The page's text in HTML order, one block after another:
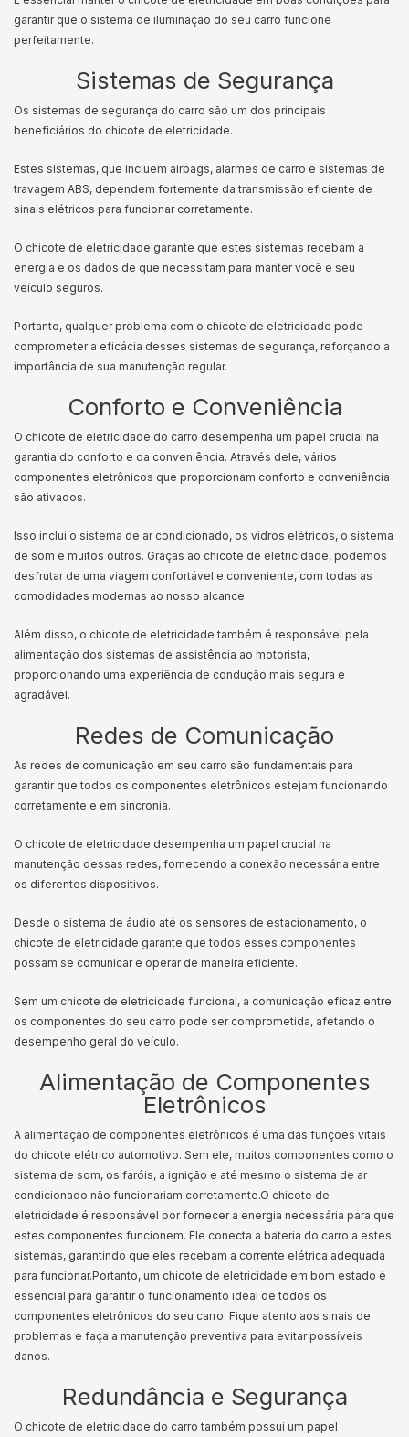
garantir que o sistema de iluminação do seu carro funcione
perfeitamente.
Sistemas de Segurança
Os sistemas de segurança do carro são um dos principais
beneficiários do chicote de eletricidade.
Estes sistemas, que incluem airbags, alarmes de carro e sistemas de
travagem ABS, dependem fortemente da transmissão eficiente de
sinais elétricos para funcionar corretamente.
O chicote de eletricidade garante que estes sistemas recebam a
energia e os dados de que necessitam para manter você e seu
veículo seguros.
Portanto, qualquer problema com o chicote de eletricidade pode
comprometer a eficácia desses sistemas de segurança, reforçando a
importância de sua manutenção regular.
Conforto e Conveniência
O chicote de eletricidade do carro desempenha um papel crucial na
garantia do conforto e da conveniência. Através dele, vários
componentes eletrônicos que proporcionam conforto e conveniência
são ativados.
Isso inclui o sistema de ar condicionado, os vidros elétricos, o sistema
de som e muitos outros. Graças ao chicote de eletricidade, podemos
desfrutar de uma viagem confortável e conveniente, com todas as
comodidades modernas ao nosso alcance.
Além disso, o chicote de eletricidade também é responsável pela
alimentação dos sistemas de assistência ao motorista,
proporcionando uma experiência de condução mais segura e
agradável.
Redes de Comunicação
As redes de comunicação em seu carro são fundamentais para
garantir que todos os componentes eletrônicos estejam funcionando
corretamente e em sincronia.
O chicote de eletricidade desempenha um papel crucial na
manutenção dessas redes, fornecendo a conexão necessária entre
os diferentes dispositivos.
Desde o sistema de áudio até os sensores de estacionamento, o
chicote de eletricidade garante que todos esses componentes
possam se comunicar e operar de maneira eficiente.
Sem um chicote de eletricidade funcional, a comunicação eficaz entre
os componentes do seu carro pode ser comprometida, afetando o
desempenho geral do veículo.
Alimentação de Componentes
Eletrônicos
A alimentação de componentes eletrônicos é uma das funções vitais
do chicote elétrico automotivo. Sem ele, muitos componentes como o
sistema de som, os faróis, a ignição e até mesmo o sistema de ar
condicionado não funcionariam corretamente.O chicote de
eletricidade é responsável por fornecer a energia necessária para que
estes componentes funcionem. Ele conecta a bateria do carro a estes
sistemas, garantindo que eles recebam a corrente elétrica adequada
para funcionar.Portanto, um chicote de eletricidade em bom estado é
essencial para garantir o funcionamento ideal de todos os
componentes eletrônicos do seu carro. Fique atento aos sinais de
problemas e faça a manutenção preventiva para evitar possíveis
danos.
Redundância e Segurança
O chicote de eletricidade do carro também possui um papel